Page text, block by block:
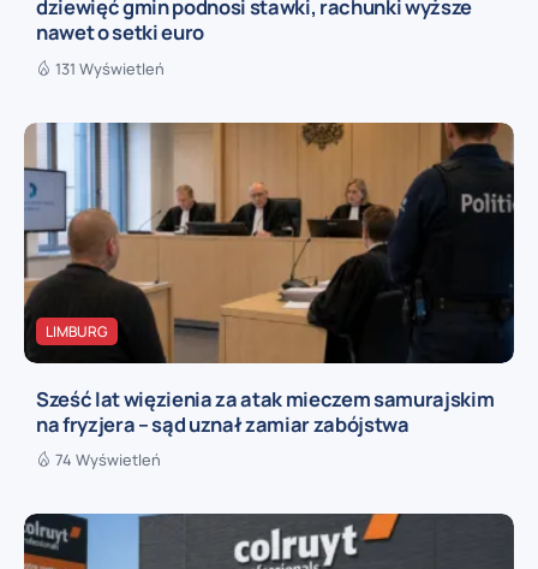
dziewięć gmin podnosi stawki, rachunki wyższe
nawet o setki euro
131 Wyświetleń
LIMBURG
Sześć lat więzienia za atak mieczem samurajskim
na fryzjera – sąd uznał zamiar zabójstwa
74 Wyświetleń